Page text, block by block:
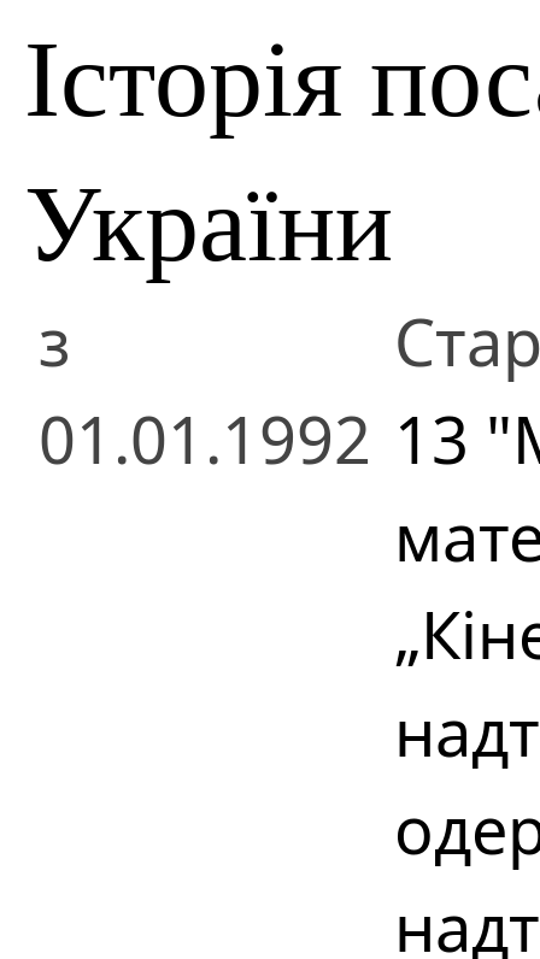
Історія
України
з
01.01.1992 13